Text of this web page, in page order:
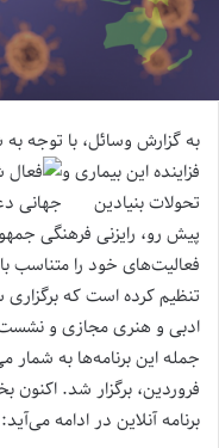
به گزارش وسائل، با توجه
فزاینده این بیماری و
تحولات بنیادین
پیش رو، رایزنی فرهنگی
فعالیت‌های خود را متناسب
تنظیم کرده است که
ادبی و هنری مجازی و نشست
فروردین، برگزار شد.
برنامه آنلاین در ادامه می‌آید: